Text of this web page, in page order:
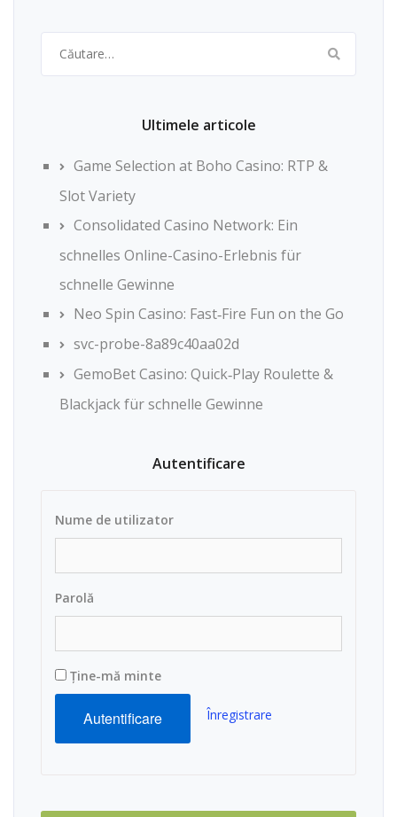
după:
Ultimele articole
Game Selection at Boho Casino: RTP &
Slot Variety
Consolidated Casino Network: Ein
schnelles Online-Casino-Erlebnis für
schnelle Gewinne
Neo Spin Casino: Fast‑Fire Fun on the Go
svc-probe-8a89c40aa02d
GemoBet Casino: Quick‑Play Roulette &
Blackjack für schnelle Gewinne
Autentificare
Nume de utilizator
Parolă
Ține-mă minte
Înregistrare